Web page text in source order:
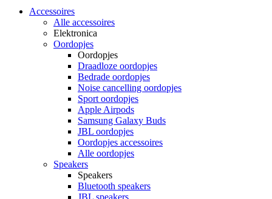
Accessoires
Alle accessoires
Elektronica
Oordopjes
Oordopjes
Draadloze oordopjes
Bedrade oordopjes
Noise cancelling oordopjes
Sport oordopjes
Apple Airpods
Samsung Galaxy Buds
JBL oordopjes
Oordopjes accessoires
Alle oordopjes
Speakers
Speakers
Bluetooth speakers
JBL speakers